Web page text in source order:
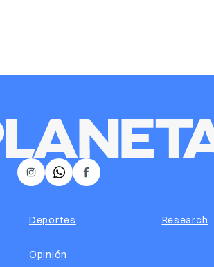
𝕏 Facebook
Instagram
Deportes
Opinión
Research